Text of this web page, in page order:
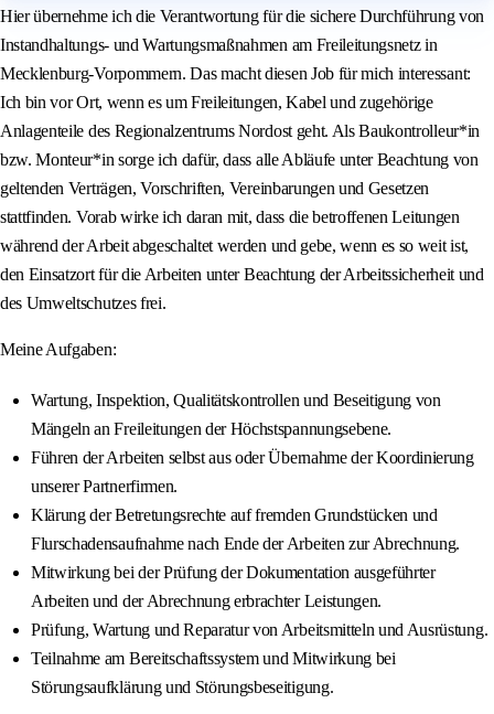
Hier übernehme ich die Verantwortung für die sichere Durchführung von
Instandhaltungs- und Wartungsmaßnahmen am Freileitungsnetz in
Mecklenburg-Vorpommern. Das macht diesen Job für mich interessant:
Ich bin vor Ort, wenn es um Freileitungen, Kabel und zugehörige
Anlagenteile des Regionalzentrums Nordost geht. Als Baukontrolleur*in
bzw. Monteur*in sorge ich dafür, dass alle Abläufe unter Beachtung von
geltenden Verträgen, Vorschriften, Vereinbarungen und Gesetzen
stattfinden. Vorab wirke ich daran mit, dass die betroffenen Leitungen
während der Arbeit abgeschaltet werden und gebe, wenn es so weit ist,
den Einsatzort für die Arbeiten unter Beachtung der Arbeitssicherheit und
des Umweltschutzes frei.
Meine Aufgaben:
Wartung, Inspektion, Qualitätskontrollen und Beseitigung von
Mängeln an Freileitungen der Höchstspannungsebene.
Führen der Arbeiten selbst aus oder Übernahme der Koordinierung
unserer Partnerfirmen.
Klärung der Betretungsrechte auf fremden Grundstücken und
Flurschadensaufnahme nach Ende der Arbeiten zur Abrechnung.
Mitwirkung bei der Prüfung der Dokumentation ausgeführter
Arbeiten und der Abrechnung erbrachter Leistungen.
Prüfung, Wartung und Reparatur von Arbeitsmitteln und Ausrüstung.
Teilnahme am Bereitschaftssystem und Mitwirkung bei
Störungsaufklärung und Störungsbeseitigung.